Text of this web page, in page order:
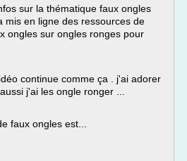
sur la thématique faux ongles
mis en ligne des ressources de
ongles sur ongles ronges pour
continue comme ça . j'ai adorer
j'ai les ongle ronger ...
faux ongles est...